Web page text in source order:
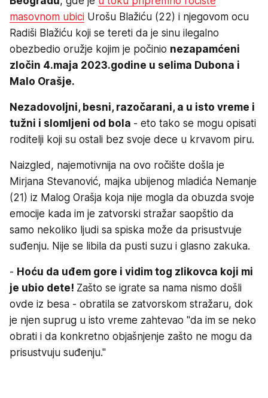
masovnom ubici Urošu Blažiću (22) i njegovom ocu
Radiši Blažiću koji se tereti da je sinu ilegalno
obezbedio oružje kojim je počinio nezapamćeni
zločin 4.maja 2023.godine u selima Dubona i
Malo Orašje.
Nezadovoljni, besni, razočarani, a u isto vreme i
tužni i slomljeni od bola - eto tako se mogu opisati
roditelji koji su ostali bez svoje dece u krvavom piru.
Naizgled, najemotivnija na ovo ročište došla je
Mirjana Stevanović, majka ubijenog mladića Nemanje
(21) iz Malog Orašja koja nije mogla da obuzda svoje
emocije kada im je zatvorski stražar saopštio da
samo nekoliko ljudi sa spiska može da prisustvuje
suđenju. Nije se libila da pusti suzu i glasno zakuka.
- Hoću da uđem gore i vidim tog zlikovca koji mi
je ubio dete! Zašto se igrate sa nama nismo došli
ovde iz besa - obratila se zatvorskom stražaru, dok
je njen suprug u isto vreme zahtevao "da im se neko
obrati i da konkretno objašnjenje zašto ne mogu da
prisustvuju suđenju."